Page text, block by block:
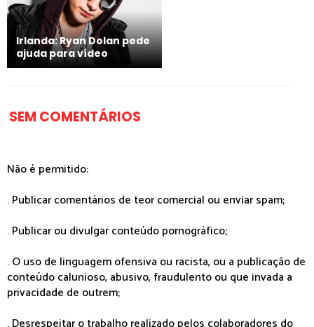
Irlanda: Ryan Dolan pede
ajuda para vídeo
SEM COMENTÁRIOS
Não é permitido:
. Publicar comentários de teor comercial ou enviar spam;
. Publicar ou divulgar conteúdo pornográfico;
. O uso de linguagem ofensiva ou racista, ou a publicação de
conteúdo calunioso, abusivo, fraudulento ou que invada a
privacidade de outrem;